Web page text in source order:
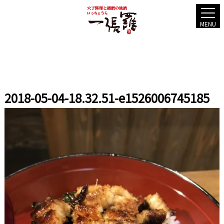
MENU
2018-05-04-18.32.51-e1526006745185